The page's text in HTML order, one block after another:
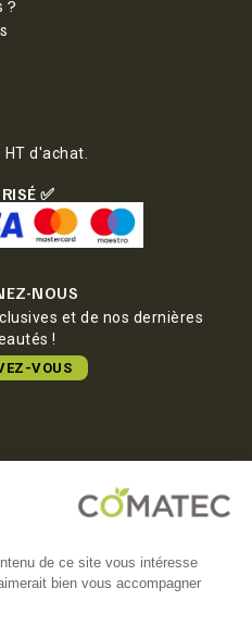
?
d'achat.
✅
NOUS
et de nos dernières
!
VOUS
PACKAGING
Xavier Fafeur
FRANCE